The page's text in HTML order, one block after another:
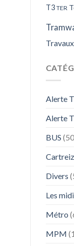
T3 TER
Travaux
Alerte
Alerte
BUS
Divers
Les
Métro
MPM